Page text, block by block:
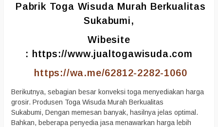
Pabrik Toga Wisuda Murah Berkualitas
Sukabumi,
Wibesite
: https://www.jualtogawisuda.com
https://wa.me/62812-2282-1060
Berikutnya, sebagian besar konveksi toga menyediakan harga
grosir. Produsen Toga Wisuda Murah Berkualitas
Sukabumi, Dengan memesan banyak, hasilnya jelas optimal.
Bahkan, beberapa penyedia jasa menawarkan harga lebih